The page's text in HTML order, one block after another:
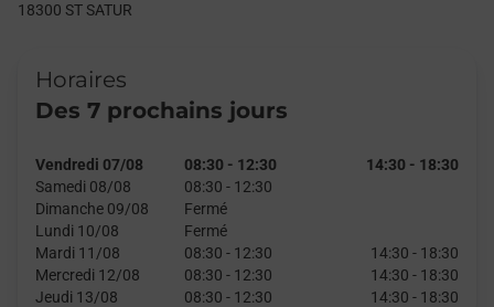
18300 ST SATUR
Horaires
Des 7 prochains jours
Vendredi 07/08 08:30 - 12:30 14:30 - 18:30
Samedi 08/08
08:30 - 12:30
Dimanche 09/08
Fermé
Lundi 10/08
Fermé
Mardi 11/08
08:30 - 12:30 14:30 - 18:30
Mercredi 12/08
08:30 - 12:30 14:30 - 18:30
Jeudi 13/08
08:30 - 12:30 14:30 - 18:30